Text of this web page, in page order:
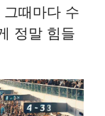
때마다 수
정말 힘들